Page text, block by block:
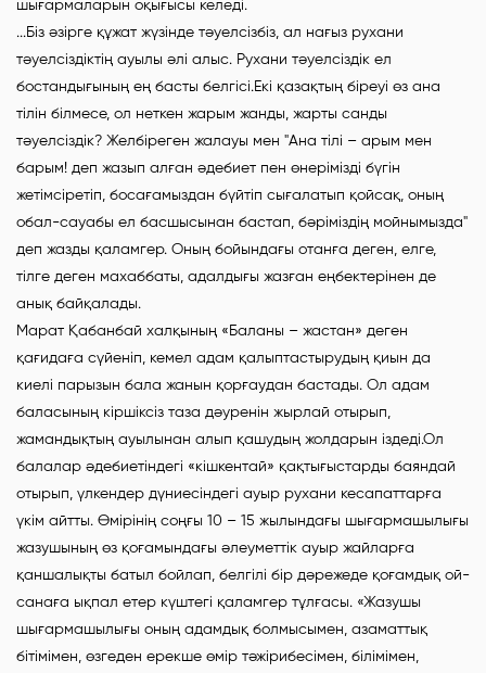
шығармаларын оқығысы келеді.
...Біз әзірге құжат жүзінде тәуелсізбіз, ал нағыз рухани
тәуелсіздіктің ауылы әлі алыс. Рухани тәуелсіздік ел
бостандығының ең басты белгісі.Екі қазақтың біреуі өз ана
тілін білмесе, ол неткен жарым жанды, жарты санды
тәуелсіздік? Желбіреген жалауы мен "Ана тілі – арым мен
барым! деп жазып алған әдебиет пен өнерімізді бүгін
жетімсіретіп, босағамыздан бүйтіп сығалатып қойсақ, оның
обал-сауабы ел басшысынан бастап, бәріміздің мойнымызда"
деп жазды қаламгер. Оның бойындағы отанға деген, елге,
тілге деген махаббаты, адалдығы жазған еңбектерінен де
анық байқалады.
Марат Қабанбай халқының «Баланы – жастан» деген
қағидаға сүйеніп, кемел адам қалыптастырудың қиын да
киелі парызын бала жанын қорғаудан бастады. Ол адам
баласының кіршіксіз таза дәуренін жырлай отырып,
жамандықтың ауылынан алып қашудың жолдарын іздеді.Ол
балалар әдебиетіндегі «кішкентай» қақтығыстарды баяндай
отырып, үлкендер дүниесіндегі ауыр рухани кесапаттарға
үкім айтты. Өмірінің соңғы 10 – 15 жылындағы шығармашылығы
жазушының өз қоғамындағы әлеуметтік ауыр жайларға
қаншалықты батыл бойлап, белгілі бір дәрежеде қоғамдық ой-
санаға ықпал етер күштегі қаламгер тұлғасы. «Жазушы
шығармашылығы оның адамдық болмысымен, азаматтық
бітімімен, өзгеден ерекше өмір тәжірибесімен, білімімен,